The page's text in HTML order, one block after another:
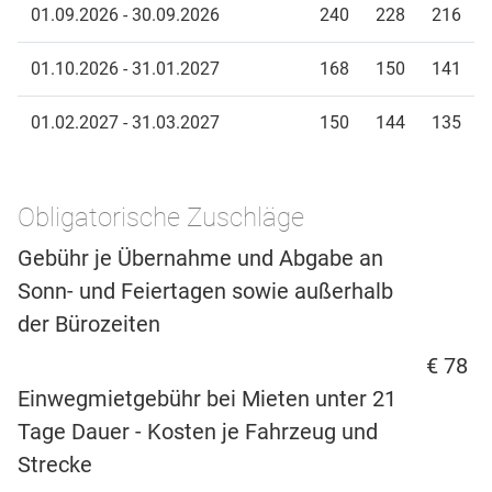
01.09.2026 - 30.09.2026 240 228 216
01.10.2026 - 31.01.2027 168 150 141
01.02.2027 - 31.03.2027 150 144 135
Obligatorische Zuschläge
Gebühr je Übernahme und Abgabe an
Sonn- und Feiertagen sowie außerhalb
der Bürozeiten
€ 78
Einwegmietgebühr bei Mieten unter 21
Tage Dauer - Kosten je Fahrzeug und
Strecke